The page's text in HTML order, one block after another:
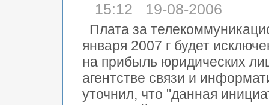
15:12 19-08-2006
Плата за
января 2007 г будет
на прибыль юридических
агентстве связи и
уточнил, что "данная